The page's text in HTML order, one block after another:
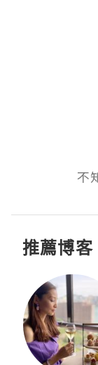
不
推薦博客